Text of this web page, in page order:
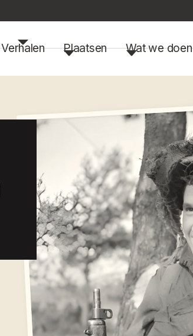
Verhalen Plaatsen Wat we doen